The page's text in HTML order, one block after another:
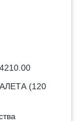
(120